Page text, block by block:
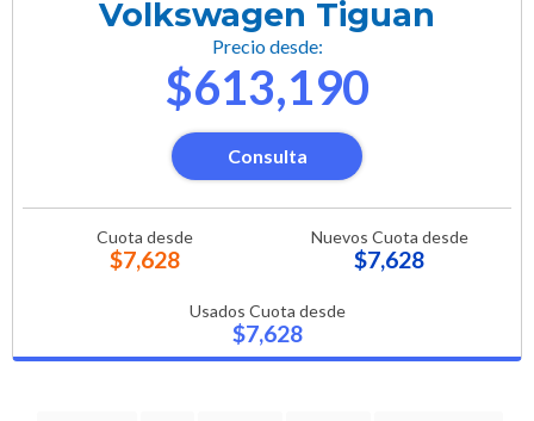
Volkswagen Tiguan
Precio desde:
$613,190
Consulta
Cuota desde
$7,628
Nuevos Cuota desde
$7,628
Usados Cuota desde
$7,628